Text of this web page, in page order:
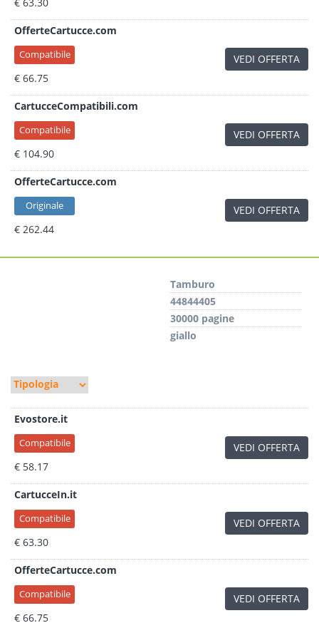
OfferteCartucce.com
Compatibile
€ 66.75
VEDI OFFERTA
CartucceCompatibili.com
Compatibile
€ 104.90
VEDI OFFERTA
OfferteCartucce.com
Originale
€ 262.44
VEDI OFFERTA
Tamburo
44844405
30000 pagine
giallo
Evostore.it
Compatibile
€ 58.17
VEDI OFFERTA
CartucceIn.it
Compatibile
€ 63.30
VEDI OFFERTA
OfferteCartucce.com
Compatibile
€ 66.75
VEDI OFFERTA